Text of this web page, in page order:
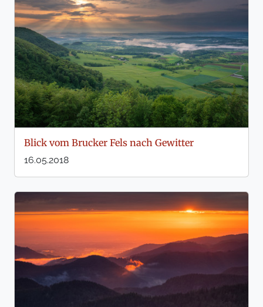
Blick vom Brucker Fels nach Gewitter
16.05.2018